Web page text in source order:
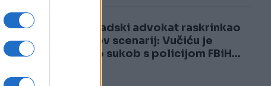
2
Beogradski advokat raskrinkao
Vučićev scenarij: Vučiću je
trebao sukob s policijom FBiH...